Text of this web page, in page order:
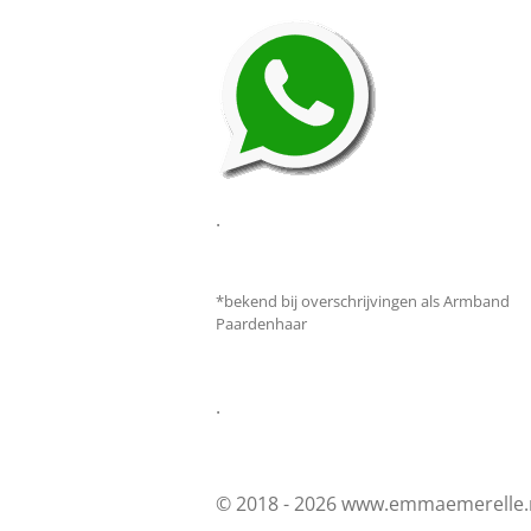
.
*bekend bij overschrijvingen als Armband
Paardenhaar
.
© 2018 - 2026